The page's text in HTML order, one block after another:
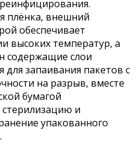
плёнка, внешний
обеспечивает
высоких температур, а
содержащие слои
для запаивания пакетов с
на разрыв, вместе
бумагой
и
упакованного